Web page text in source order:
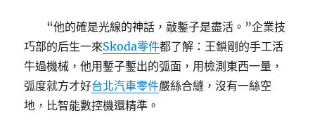
“他的確是光線的神話，敲鏨子是盡活。”企業技
巧部的后生一來Skoda零件都了解：王鎖剛的手工活
牛過機械，他用鏨子鏨出的弧面，用檢測東西一量，
弧度就方才好台北汽車零件嚴絲合縫，沒有一絲空
地，比智能數控機還精準。